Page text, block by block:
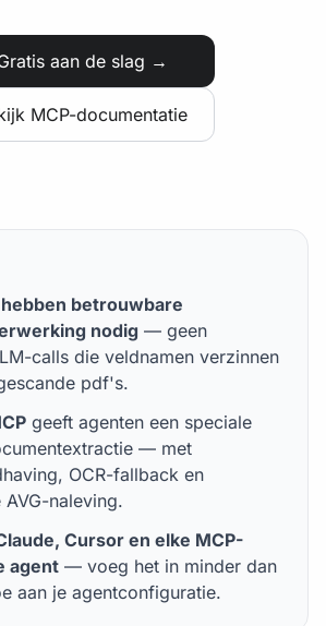
aan de slag →
MCP-documentatie
betrouwbare
nodig — geen
calls die veldnamen verzinnen
pdf's.
geeft agenten een speciale
— met
OCR-fallback en
naleving.
Cursor en elke MCP-
agent — voeg het in minder dan
aan je agentconfiguratie.